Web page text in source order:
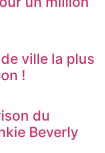
ville la plus
!
du
Beverly